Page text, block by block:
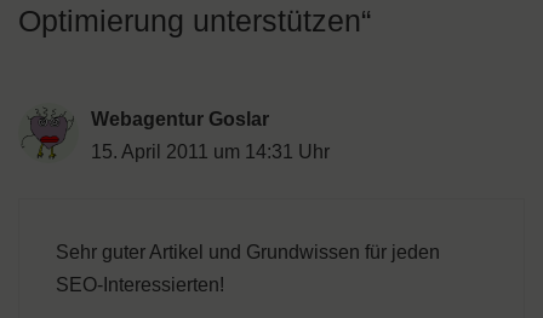
Optimierung unterstützen“
Webagentur Goslar
15. April 2011 um 14:31 Uhr
Sehr guter Artikel und Grundwissen für jeden
SEO-Interessierten!